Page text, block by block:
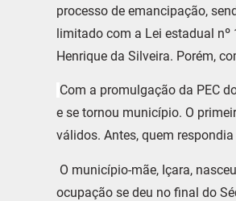
processo de emancipação,
limitado com a Lei estadual nº
Henrique da Silveira. Porém,
Com a promulgação da PEC
e se tornou município. O
válidos. Antes, quem
O município-mãe, Içara,
ocupação se deu no final do